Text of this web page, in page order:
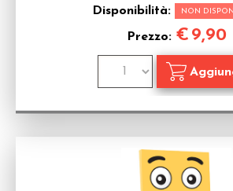
Disponibilità: NON
Prezzo: € 9,90